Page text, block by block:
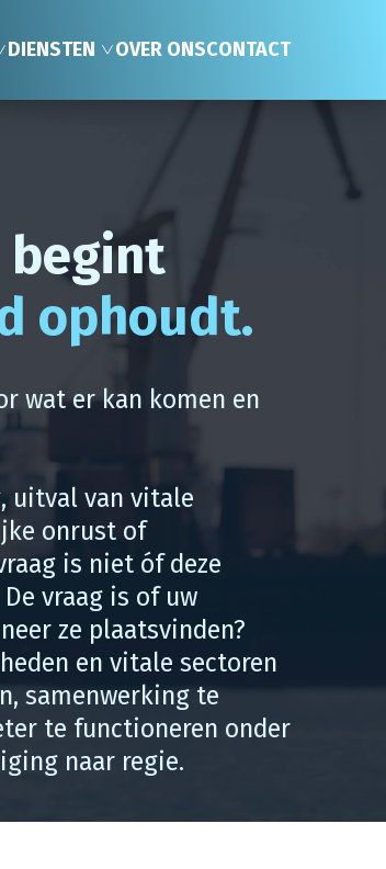
DIENSTEN OVER ONSCONTACT
begint
ophoudt.
wat er kan komen en
uitval van vitale
onrust of
is niet óf deze
vraag is of uw
ze plaatsvinden?
en vitale sectoren
samenwerking te
te functioneren onder
naar regie.